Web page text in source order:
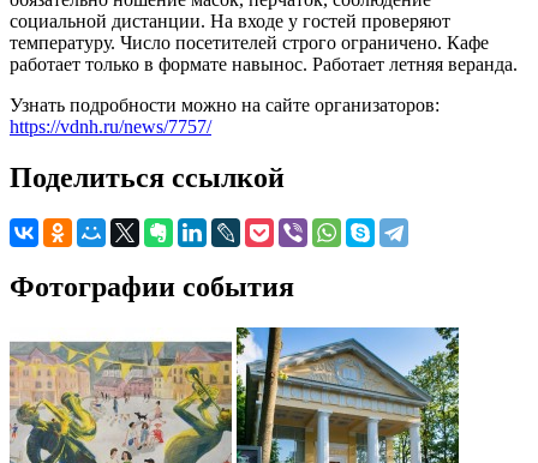
социальной дистанции. На входе у гостей проверяют
температуру. Число посетителей строго ограничено. Кафе
работает только в формате навынос. Работает летняя веранда.
Узнать подробности можно на сайте организаторов:
https://vdnh.ru/news/7757/
Поделиться ссылкой
Фотографии события